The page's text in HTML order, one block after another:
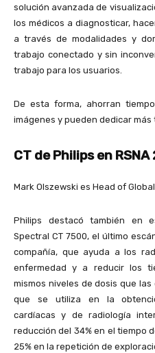
solución avanzada de
los médicos a diagnosticar,
a través de modalidades y
trabajo conectado y sin
trabajo para los usuarios.
De esta forma, ahorran
imágenes y pueden dedicar más
CT de Philips en
Mark Olszewski es Head of
Philips destacó también en
Spectral CT 7500, el último
compañía, que ayuda a los
enfermedad y a reducir los
mismos niveles de dosis que
que se utiliza en la
cardíacas y de radiología
reducción del 34% en el tiempo
25% en la repetición de